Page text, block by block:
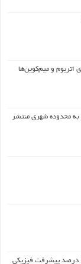
محدوده شهری منتشر
طراحی شهری محدوده قلعه وکیل‌آباد ۸۵ درصد پیشرفت فیزیکی